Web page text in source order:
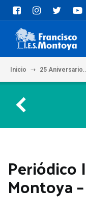
Inicio 25 Aniversario
Periódico
Montoya